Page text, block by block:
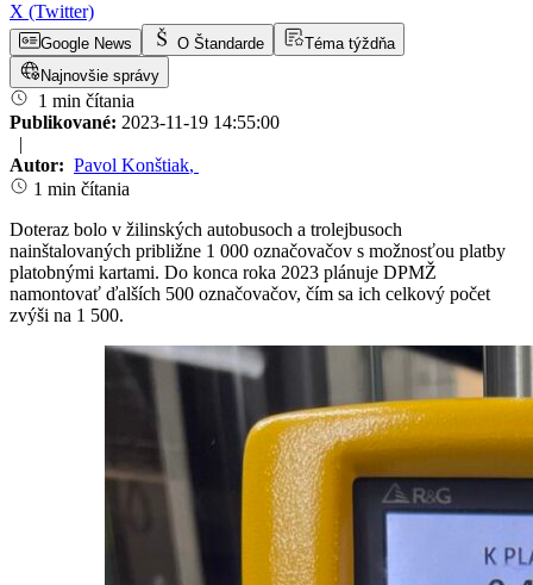
X (Twitter)
Google News O Štandarde
Téma týždňa
Najnovšie správy
1 min čítania
Publikované: 2023-11-19 14:55:00
|
Autor: Pavol Konštiak,
1 min čítania
Doteraz bolo v žilinských autobusoch a trolejbusoch
nainštalovaných približne 1 000 označovačov s možnosťou platby
platobnými kartami. Do konca roka 2023 plánuje DPMŽ
namontovať ďalších 500 označovačov, čím sa ich celkový počet
zvýši na 1 500.